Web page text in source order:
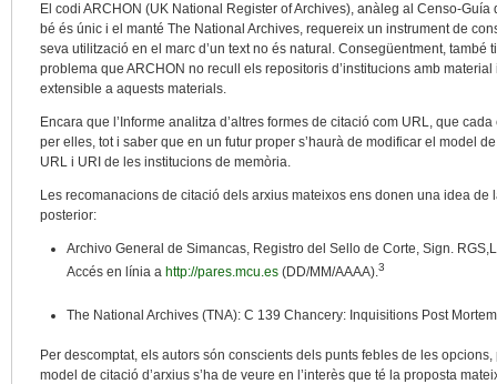
El codi ARCHON (UK National Register of Archives), anàleg al Censo-
bé és únic i el manté The National Archives, requereix un instrument de
seva utilització en el marc d’un text no és natural. Consegüentment, també
problema que ARCHON no recull els repositoris d’institucions amb
extensible a aquests materials.
Encara que l’Informe analitza d’altres formes de citació com URL, que
per elles, tot i saber que en un futur proper s’haurà de modificar el model
URL i URI de les institucions de memòria.
Les recomanacions de citació dels arxius mateixos ens donen una idea
posterior:
Archivo General de Simancas, Registro del Sello de Corte, Sign.
Accés en línia a http://pares.mcu.es (DD/MM/AAAA).3
The National Archives (TNA): C 139 Chancery: Inquisitions Post
Per descomptat, els autors són conscients dels punts febles de les
model de citació d’arxius s’ha de veure en l’interès que té la proposta